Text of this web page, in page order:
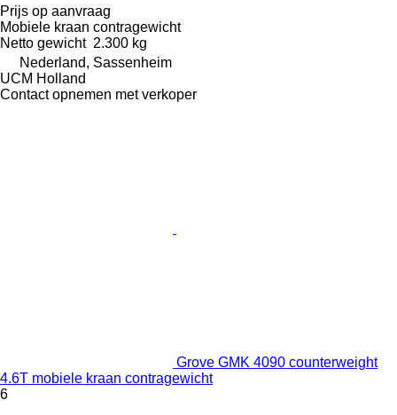
Prijs op aanvraag
Mobiele kraan contragewicht
Netto gewicht 2.300 kg
Nederland, Sassenheim
UCM Holland
Contact opnemen met verkoper
Grove GMK 4090 counterweight
4.6T mobiele kraan contragewicht
6